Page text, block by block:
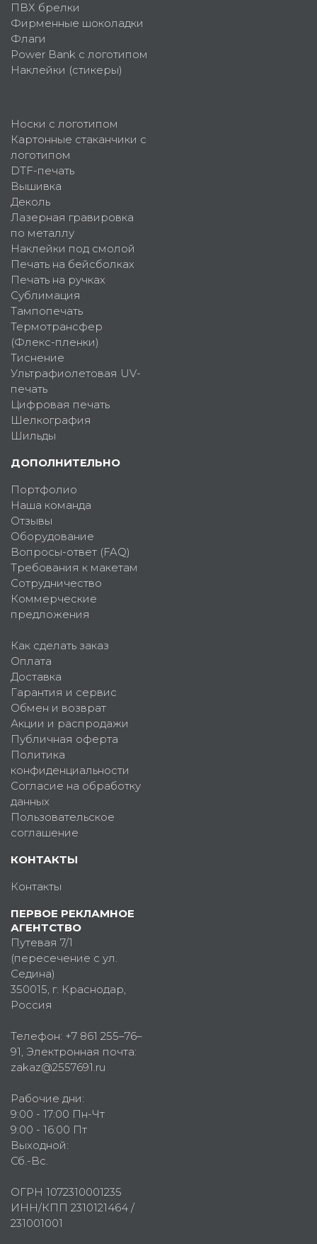
ПВХ брелки
Фирменные шоколадки
Флаги
Power Bank с логотипом
Наклейки (стикеры)
Носки с логотипом
Картонные стаканчики с
логотипом
DTF-печать
Вышивка
Деколь
Лазерная гравировка
по металлу
Наклейки под смолой
Печать на бейсболках
Печать на ручках
Сублимация
Тампопечать
Термотрансфер
(Флекс-пленки)
Тиснение
Ультрафиолетовая UV-
печать
Цифровая печать
Шелкография
Шильды
ДОПОЛНИТЕЛЬНО
Портфолио
Наша команда
Отзывы
Оборудование
Вопросы-ответ (FAQ)
Требования к макетам
Сотрудничество
Коммерческие
предложения
Как сделать заказ
Оплата
Доставка
Гарантия и сервис
Обмен и возврат
Акции и распродажи
Публичная оферта
Политика
конфиденциальности
Согласие на обработку
данных
Пользовательское
соглашение
КОНТАКТЫ
Контакты
ПЕРВОЕ РЕКЛАМНОЕ
АГЕНТСТВО
Путевая 7/1
(пересечение с ул.
Седина)
350015, г. Краснодар,
Россия
Телефон: +7 861 255–76–
91, Электронная почта:
zakaz@2557691.ru
Рабочие дни:
9:00 - 17:00 Пн-Чт
9:00 - 16:00 Пт
Выходной:
Сб.-Вс.
ОГРН 1072310001235
ИНН/КПП 2310121464 /
231001001